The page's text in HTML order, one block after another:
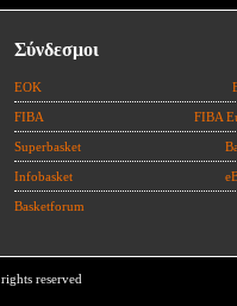
Σύνδεσμοι
ΕΟΚ
FIBA FIBA
Superbasket
Infobasket
Basketforum
reserved